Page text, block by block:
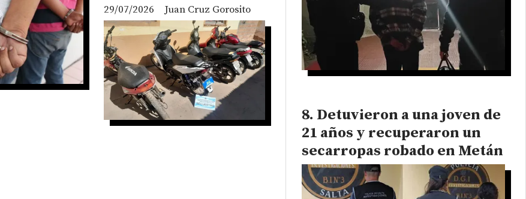
Juan Cruz Gorosito
29/07/2026
Detuvieron a una joven de
21 años y recuperaron un
secarropas robado en Metán